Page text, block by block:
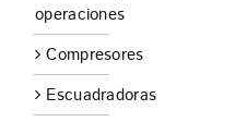
operaciones
Compresores
Escuadradoras